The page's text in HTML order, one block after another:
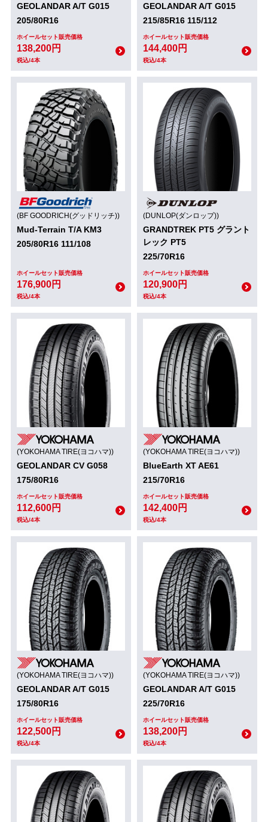
GEOLANDAR A/T G015
205/80R16
ホイールセット販売価格
138,200円
税込/4本
GEOLANDAR A/T G015
215/85R16 115/112
ホイールセット販売価格
144,400円
税込/4本
(BF GOODRICH(グッドリッチ))
Mud-Terrain T/A KM3
205/80R16 111/108
ホイールセット販売価格
176,900円
税込/4本
(DUNLOP(ダンロップ))
GRANDTREK PT5 グラント
レック PT5
225/70R16
ホイールセット販売価格
120,900円
税込/4本
(YOKOHAMA TIRE(ヨコハマ))
GEOLANDAR CV G058
175/80R16
ホイールセット販売価格
112,600円
税込/4本
(YOKOHAMA TIRE(ヨコハマ))
BlueEarth XT AE61
215/70R16
ホイールセット販売価格
142,400円
税込/4本
(YOKOHAMA TIRE(ヨコハマ))
GEOLANDAR A/T G015
175/80R16
ホイールセット販売価格
122,500円
税込/4本
(YOKOHAMA TIRE(ヨコハマ))
GEOLANDAR A/T G015
225/70R16
ホイールセット販売価格
138,200円
税込/4本